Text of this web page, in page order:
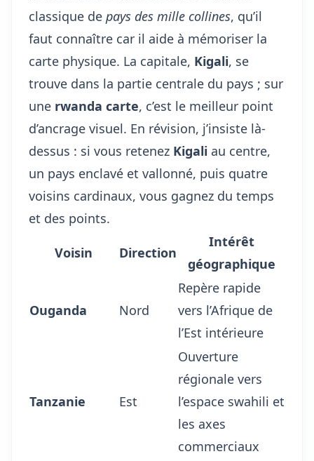
classique de pays des mille collines, qu’il
faut connaître car il aide à mémoriser la
carte physique. La capitale, Kigali, se
trouve dans la partie centrale du pays ; sur
une rwanda carte, c’est le meilleur point
d’ancrage visuel. En révision, j’insiste là-
dessus : si vous retenez Kigali au centre,
un pays enclavé et vallonné, puis quatre
voisins cardinaux, vous gagnez du temps
et des points.
Voisin Direction
Intérêt
géographique
Ouganda Nord
Repère rapide
vers l’Afrique de
l’Est intérieure
Tanzanie Est
Ouverture
régionale vers
l’espace swahili et
les axes
commerciaux